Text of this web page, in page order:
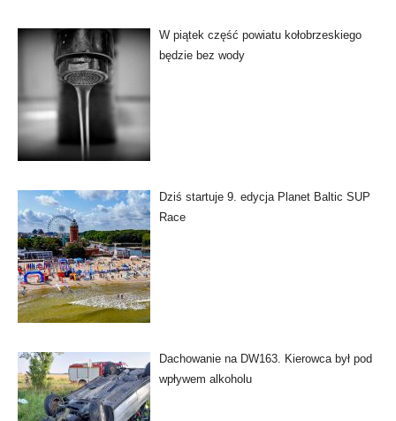
W piątek część powiatu kołobrzeskiego
będzie bez wody
Dziś startuje 9. edycja Planet Baltic SUP
Race
Dachowanie na DW163. Kierowca był pod
wpływem alkoholu